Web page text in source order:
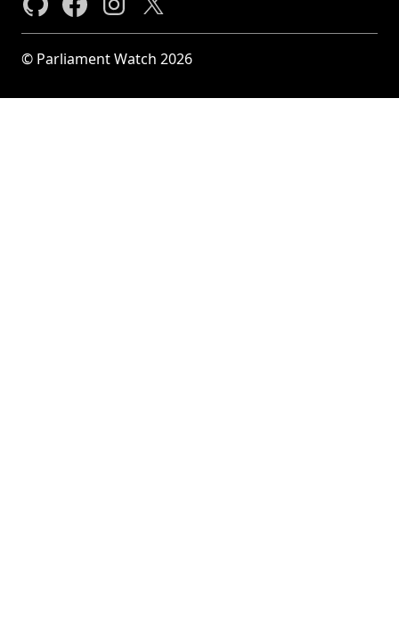
© Parliament Watch 2026